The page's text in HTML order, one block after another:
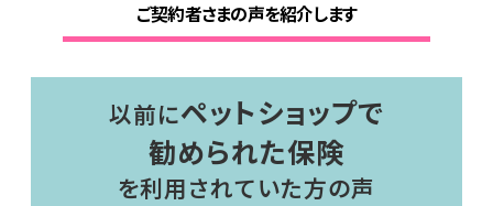
ご契約者さまの声を紹介します
以前にペットショップで
勧められた保険
を利用されていた方の声